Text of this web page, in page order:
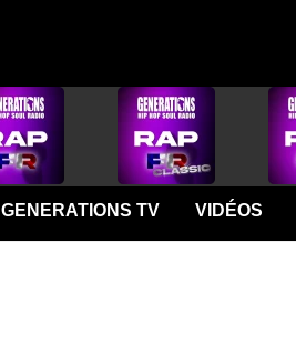
GENERATIONS TV VIDÉOS